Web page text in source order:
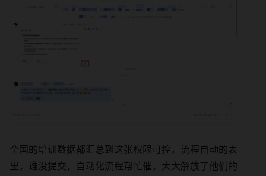
全国的培训数据都汇总到这张权限可控，流程自动的表
里，谁没提交，自动化流程帮忙催，大大解放了他们的